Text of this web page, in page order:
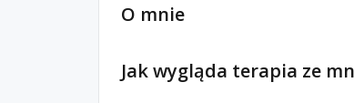
O mnie
Jak wygląda terapia ze